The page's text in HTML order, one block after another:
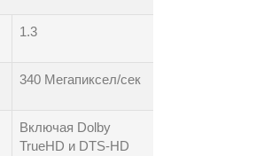
1.3
340 Мегапиксел/сек
Включая Dolby
TrueHD и DTS-HD